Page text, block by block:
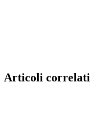
Articoli correlati